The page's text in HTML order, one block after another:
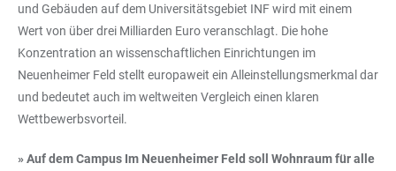
und Gebäuden auf dem Universitätsgebiet INF wird mit einem
Wert von über drei Milliarden Euro veranschlagt. Die hohe
Konzentration an wissenschaftlichen Einrichtungen im
Neuenheimer Feld stellt europaweit ein Alleinstellungsmerkmal dar
und bedeutet auch im weltweiten Vergleich einen klaren
Wettbewerbsvorteil.
» Auf dem Campus Im Neuenheimer Feld soll Wohnraum für alle